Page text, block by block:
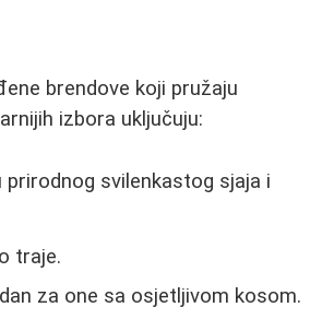
brendove koji pružaju
izbora uključuju:
prirodnog svilenkastog sjaja i
traje.
za one sa osjetljivom kosom.